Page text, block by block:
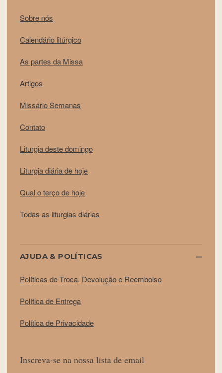
Sobre nós
Calendário litúrgico
As partes da Missa
Artigos
Missário Semanas
Contato
Liturgia deste domingo
Liturgia diária de hoje
Qual o terço de hoje
Todas as liturgias diárias
AJUDA & POLÍTICAS
Políticas de Troca, Devolução e Reembolso
Política de Entrega
Política de Privacidade
Inscreva-se na nossa lista de email